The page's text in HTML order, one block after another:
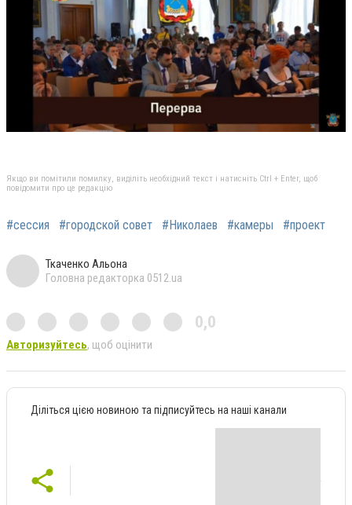
Якщо ви помітили помилку, виділіть необхідний текст і натисніть Ctrl + Enter, щоб
повідомити про це редакцію
#сессия #городской совет #Николаев #камеры #проект
Ткаченко Альона
Головна редакторка 0512.ua
0,0
Авторизуйтесь, щоб оцінити
Діліться цією новиною та підписуйтесь на наші канали